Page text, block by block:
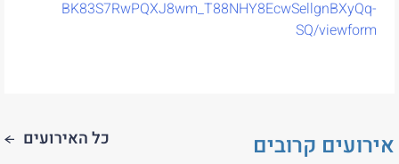
BK83S7RwPQXJ8wm_T88NHY8EcwSellgnBXyQq-
SQ/viewform
קרובים כל האירועים